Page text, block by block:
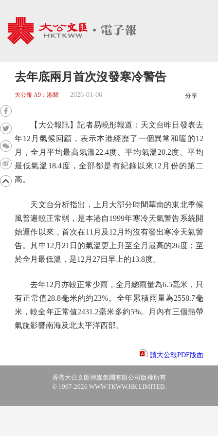
去年底兩月首次沒發寒冷警告
大公報 A9：港聞 2026-01-06 分享
【大公報訊】記者易曉彤報道：天文台昨日發表去
年12月氣候回顧，表示本港經歷了一個異常和暖的12
月，全月平均最高氣溫22.4度、平均氣溫20.2度、平均
最低氣溫18.4度，全部都是有紀錄以來12月份的第二
高。
天文台分析指出，上月大部分時間華南的東北季候
風普遍較正常弱，是本港自1999年寒冷天氣警告系統開
始運作以來，首次在11月及12月均沒有發出寒冷天氣警
告。其中12月21日的氣溫更上升至全月最高的26度；至
於全月最低溫，是12月27日早上的13.8度。
去年12月亦較正常少雨，全月總雨量為6.5毫米，只
有正常值28.8毫米的約23%。全年累積雨量為2558.7毫
米，較全年正常值2431.2毫米多約5%。月內有三個熱帶
氣旋影響南海及北太平洋西部。
讀大公報PDF版面
香港大公文匯傳媒集團有限公司版權所有
© 1997-2026 WWW.TKWW.HK LIMITED.